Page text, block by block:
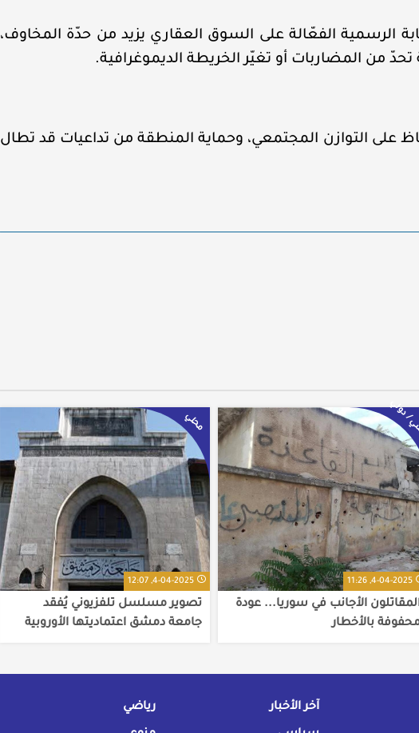
الرسمية الفعّالة على السوق العقاري يزيد من حدّة المخاوف،
من المضاربات أو تغيّر الخريطة الديموغرافية.
على التوازن المجتمعي، وحماية المنطقة من تداعيات قد تطال
دولي
4-04-2025, 11:26
الأجانب في سوريا... عودة
بالأخطار
محلي
4-04-2025, 12:07
تصوير مسلسل تلفزيوني يُفقد
جامعة دمشق اعتماديتها الأوروبية
آخر الأخبار رياضي